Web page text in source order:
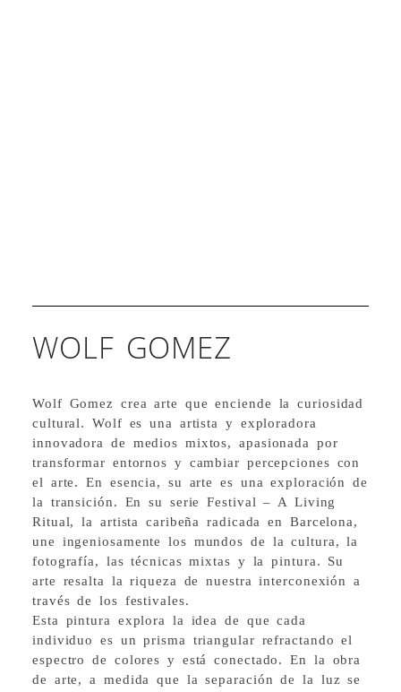
WOLF GOMEZ
Wolf Gomez crea arte que enciende la curiosidad
cultural. Wolf es una artista y exploradora
innovadora de medios mixtos, apasionada por
transformar entornos y cambiar percepciones con
el arte. En esencia, su arte es una exploración de
la transición. En su serie Festival – A Living
Ritual, la artista caribeña radicada en Barcelona,
une ingeniosamente los mundos de la cultura, la
fotografía, las técnicas mixtas y la pintura. Su
arte resalta la riqueza de nuestra interconexión a
través de los festivales.
Esta pintura explora la idea de que cada
individuo es un prisma triangular refractando el
espectro de colores y está conectado. En la obra
de arte, a medida que la separación de la luz se